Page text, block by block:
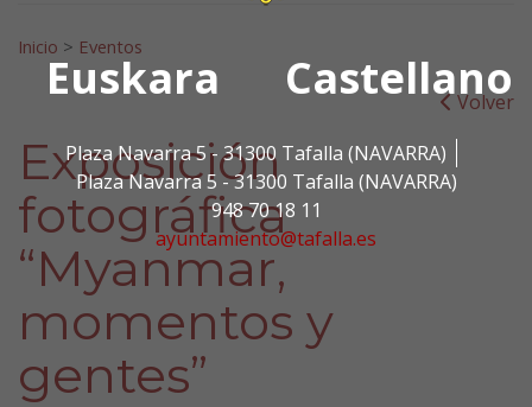
Euskara Castellano
Plaza Navarra 5 - 31300 Tafalla (NAVARRA)
Plaza Navarra 5 - 31300 Tafalla (NAVARRA)
948 70 18 11
ayuntamiento@tafalla.es
Search for:
Inicio > Eventos
Volver
Exposición
fotográfica
“Myanmar,
momentos y
gentes”